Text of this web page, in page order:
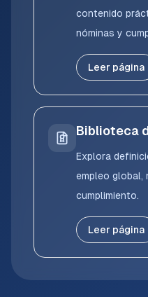
contenido
nóminas y
Leer página
Biblioteca
Explora
empleo global,
cumplimiento.
Leer página